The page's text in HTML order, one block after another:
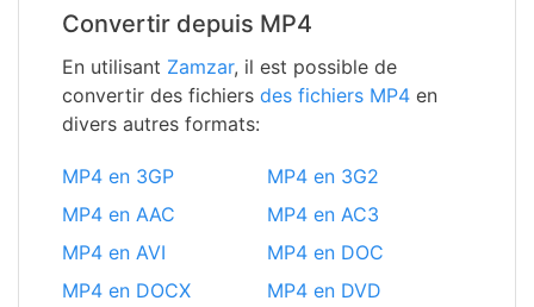
Convertir depuis MP4
En utilisant Zamzar, il est possible de
convertir des fichiers des fichiers MP4 en
divers autres formats:
MP4 en 3GP
MP4 en 3G2
MP4 en AAC
MP4 en AC3
MP4 en AVI
MP4 en DOC
MP4 en DOCX
MP4 en DVD